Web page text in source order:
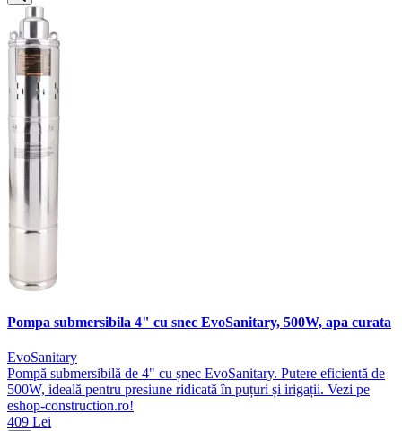
Pompa submersibila 4" cu snec EvoSanitary, 500W, apa curata
EvoSanitary
Pompă submersibilă de 4" cu șnec EvoSanitary. Putere eficientă de
500W, ideală pentru presiune ridicată în puțuri și irigații. Vezi pe
eshop-construction.ro!
409 Lei